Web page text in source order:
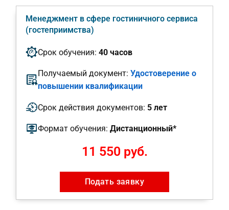
Менеджмент в сфере гостиничного сервиса
(гостеприимства)
Срок обучения: 40 часов
Получаемый документ: Удостоверение о
повышении квалификации
Срок действия документов: 5 лет
Формат обучения: Дистанционный*
11 550 руб.
Подать заявку